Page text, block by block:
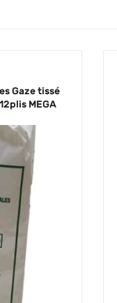
Gaze tissé
MEGA